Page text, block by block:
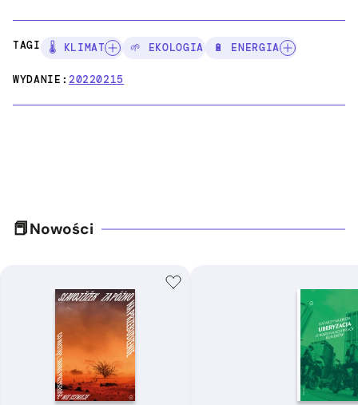
TAGI: 🌡️ KLIMAT 🌱 EKOLOGIA 🔋 ENERGIA
WYDANIE:20220215
Nowości